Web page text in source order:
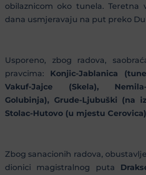
obilaznicom oko tunela. Teretna
dana usmjeravaju na put preko
Usporeno, zbog radova,
pravcima: Konjic-Jablanica
Vakuf-Jajce (Skela),
Golubinja), Grude-Ljubuški (na
Stolac-Hutovo (u mjestu
Zbog sanacionih radova,
dionici magistralnog puta